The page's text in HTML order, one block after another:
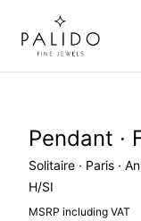
Pendant ·
Solitaire · Paris ·
H/SI
MSRP including VAT